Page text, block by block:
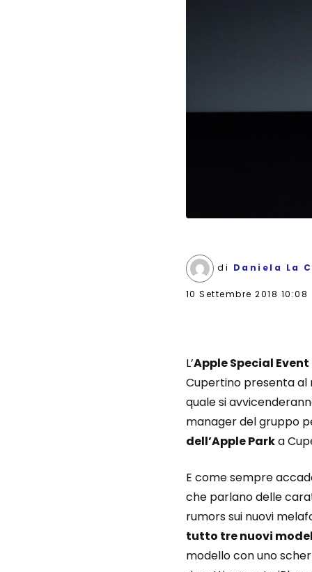
di Daniela La
10 Settembre 2018 10:08
L’Apple Special Event
Cupertino presenta al
quale si
manager del gruppo
dell’Apple Parka
E come sempre
che parlano delle
rumors sui nuovi
tutto tre nuovi
modello con uno